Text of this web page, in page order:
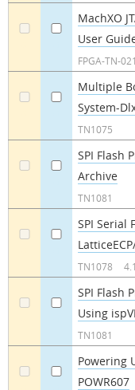
MachXO
User
FPGA-TN-
Multiple
System-
TN1075
SPI Flash
Archive
TN1081
SPI Serial
TN1078 4.1
SPI Flash
Using
TN1081
Powering
POWR607